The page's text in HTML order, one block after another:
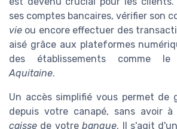
ses comptes bancaires, vérifier son
vie ou encore effectuer des
aisé grâce aux plateformes
des établissements comme le
Aquitaine.
Un accès simplifié vous permet de
depuis votre canapé, sans avoir
caisse de votrebanque. Il s'agit